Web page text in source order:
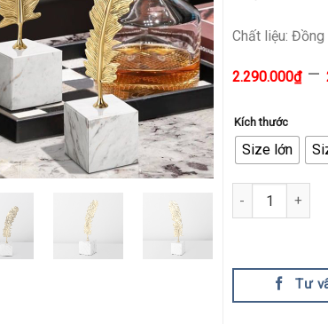
Chất liệu:
2.290.000₫–
Kích thước
Size lớn
Cánh Lông Vũ
Tư